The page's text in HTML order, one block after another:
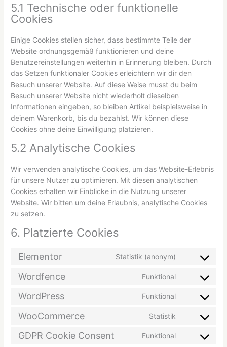
5.1 Technische oder funktionelle
Cookies
Einige Cookies stellen sicher, dass bestimmte Teile der
Website ordnungsgemäß funktionieren und deine
Benutzereinstellungen weiterhin in Erinnerung bleiben. Durch
das Setzen funktionaler Cookies erleichtern wir dir den
Besuch unserer Website. Auf diese Weise musst du beim
Besuch unserer Website nicht wiederholt dieselben
Informationen eingeben, so bleiben Artikel beispielsweise in
deinem Warenkorb, bis du bezahlst. Wir können diese
Cookies ohne deine Einwilligung platzieren.
5.2 Analytische Cookies
Wir verwenden analytische Cookies, um das Website-Erlebnis
für unsere Nutzer zu optimieren. Mit diesen analytischen
Cookies erhalten wir Einblicke in die Nutzung unserer
Website. Wir bitten um deine Erlaubnis, analytische Cookies
zu setzen.
6. Platzierte Cookies
Elementor Statistik (anonym)
Wordfence Funktional
WordPress Funktional
WooCommerce Statistik
GDPR Cookie Consent Funktional